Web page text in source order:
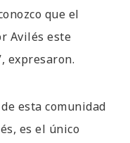
que el
Avilés este
expresaron.
esta comunidad
es el único